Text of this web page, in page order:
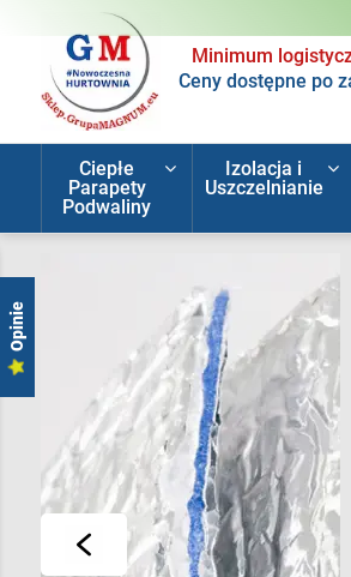
Minimum
Ceny dostępne po
Ciepłe
Parapety
Podwaliny
Izolacja i
Uszczelnianie
Opinie